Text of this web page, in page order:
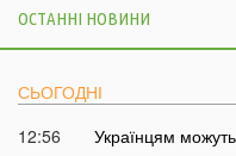
ОСТАННІ НОВИНИ
СЬОГОДНІ
12:56
Українцям